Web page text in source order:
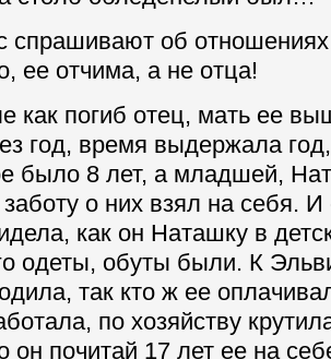
спрашивают об
ее отчима, а не отца!
как погиб отец, мать ее
год, время выдержала
было 8 лет, а младшей,
о них взял на себя.
как он Наташку в
одеты, обуты были. К
так кто ж ее
по хозяйству
он почитай 17 лет ее на